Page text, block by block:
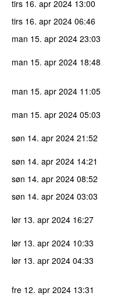
tirs 16. apr 2024 13:00
tirs 16. apr 2024 06:46
man 15. apr 2024 23:03
man 15. apr 2024 18:48
man 15. apr 2024 11:05
man 15. apr 2024 05:03
søn 14. apr 2024 21:52
søn 14. apr 2024 14:21
søn 14. apr 2024 08:52
søn 14. apr 2024 03:03
lør 13. apr 2024 16:27
lør 13. apr 2024 10:33
lør 13. apr 2024 04:33
fre 12. apr 2024 13:31